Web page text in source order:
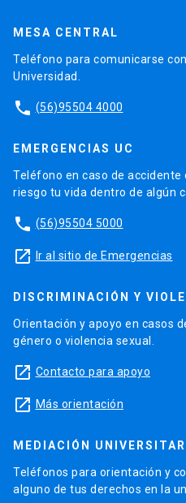
MESA CENTRAL
Teléfono para comunicarse
Universidad.
phone (56)95504 4000
EMERGENCIAS UC
Teléfono en caso de accidente
riesgo tu vida dentro de algún
phone (56)95504 5000
launch Ir al sitio de Emergencias
DISCRIMINACIÓN Y
Orientación y apoyo en casos
género o violencia sexual.
launch Contacto para apoyo
launch Más orientación
MEDIACIÓN
Teléfonos para orientación y
alguno de tus derechos en la